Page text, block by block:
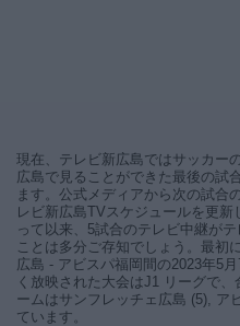
現在、テレビ新広島ではサッカー
広島で見ることができた最後の試
ます。公式メディアから次の試合
レビ新広島TVスケジュールを更
って以来、5試合のテレビ中継が
ことは多分ご存知でしょう。最初
広島 - アビスパ福岡間の2023年5
く放映された大会はJ1 リーグで
ームはサンフレッチェ広島 (5), ア
ています。